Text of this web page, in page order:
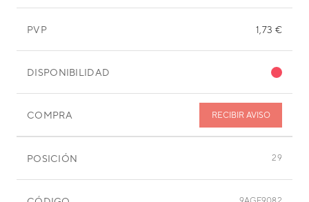
PVP 1,73 €
DISPONIBILIDAD
COMPRA RECIBIR AVISO
POSICIÓN 29